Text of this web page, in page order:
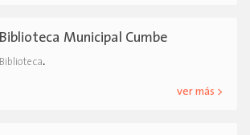
Biblioteca Municipal Cumbe
Biblioteca.
ver más >